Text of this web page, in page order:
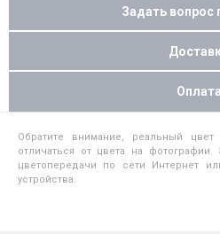
Задать вопрос
Оплата
Обратите внимание, реальный цвет
отличаться от цвета на
цветопередачи по сети Интернет
устройства.